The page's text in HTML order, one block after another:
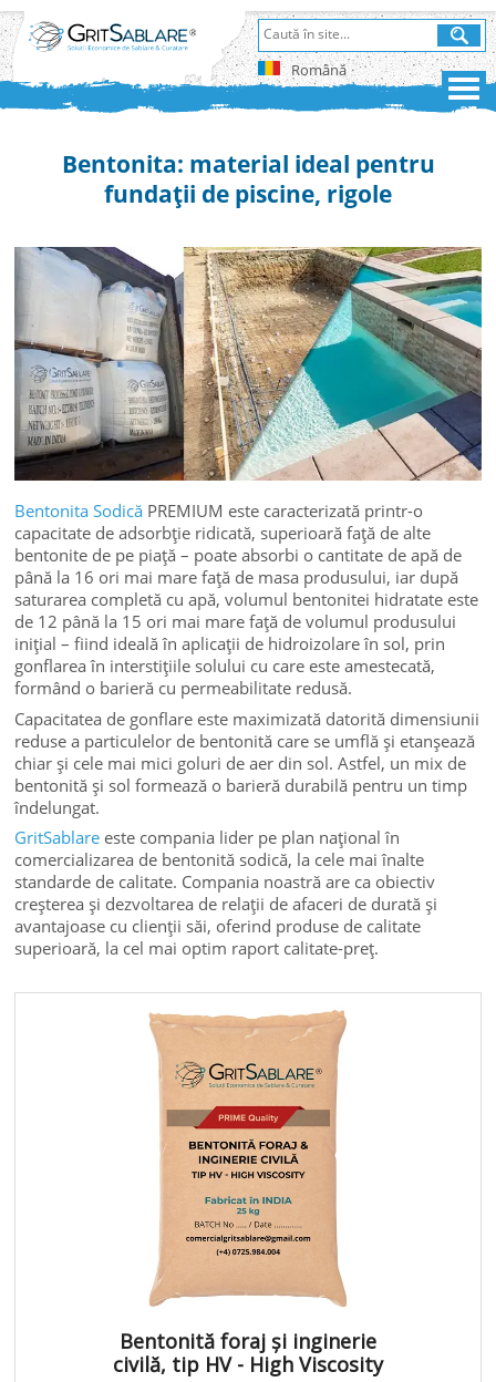
Română
Bentonita: material ideal pentru
fundații de piscine, rigole
Bentonita Sodică PREMIUM este caracterizată printr-o
capacitate de adsorbție ridicată, superioară față de alte
bentonite de pe piață – poate absorbi o cantitate de apă de
până la 16 ori mai mare față de masa produsului, iar după
saturarea completă cu apă, volumul bentonitei hidratate este
de 12 până la 15 ori mai mare față de volumul produsului
inițial – fiind ideală în aplicații de hidroizolare în sol, prin
gonflarea în interstițiile solului cu care este amestecată,
formând o barieră cu permeabilitate redusă.
Capacitatea de gonflare este maximizată datorită dimensiunii
reduse a particulelor de bentonită care se umflă și etanșează
chiar și cele mai mici goluri de aer din sol. Astfel, un mix de
bentonită și sol formează o barieră durabilă pentru un timp
îndelungat.
GritSablare este compania lider pe plan național în
comercializarea de bentonită sodică, la cele mai înalte
standarde de calitate. Compania noastră are ca obiectiv
creșterea și dezvoltarea de relații de afaceri de durată și
avantajoase cu clienții săi, oferind produse de calitate
superioară, la cel mai optim raport calitate-preț.